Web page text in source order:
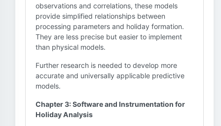
observations and correlations, these models
provide simplified relationships between
processing parameters and holiday formation.
They are less precise but easier to implement
than physical models.
Further research is needed to develop more
accurate and universally applicable predictive
models.
Chapter 3: Software and Instrumentation for
Holiday Analysis